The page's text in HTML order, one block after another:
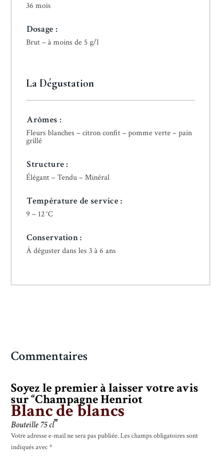
36 mois
Dosage :
Brut – à moins de 5 g/l
La Dégustation
Arômes :
Fleurs blanches – citron confit – pomme verte – pain
grillé
Structure :
Élégant – Tendu – Minéral
Température de service:
9 – 12 °C
Conservation :
À déguster dans les 3 à 6 ans
Commentaires
Soyez le premier à laisser votre avis
sur “Champagne Henriot
Blanc de blancs
Bouteille 75 cl”
Votre adresse e-mail ne sera pas publiée.Les champs obligatoires sont
indiqués avec*